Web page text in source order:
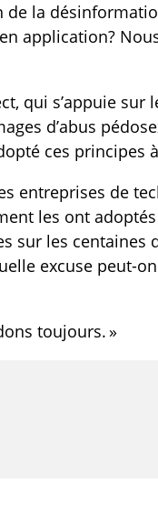
la
application?
qui s’appuie sur
d’abus
ces principes
entreprises de
les ont
sur les centaines
excuse peut-
toujours. »